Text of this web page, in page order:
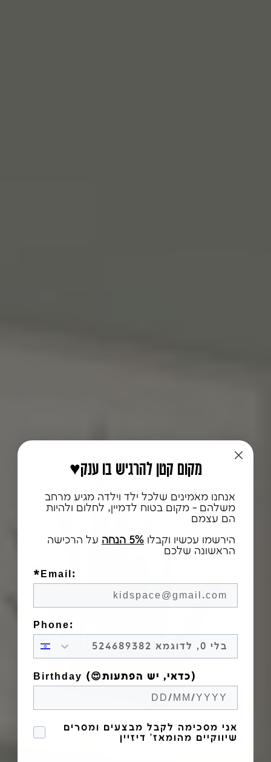
♥️מקום קטן להרגיש בו ענק
אנחנו מאמינים שלכל ילד וילדה מגיע מרחב
משלהם - מקום בטוח לדמיין, לחלום ולהיות
הם עצמם
הירשמו עכשיו וקבלו 5% הנחה
על הרכישה
הראשונה שלכם
*Email:
Phone:
Birthday (😍כדאי, יש הפתעות)
הסכמה לקבל מבצעים
אני מסכימה לקבל מבצעים ומסרים
שיווקיים מהומאז' דיזיין